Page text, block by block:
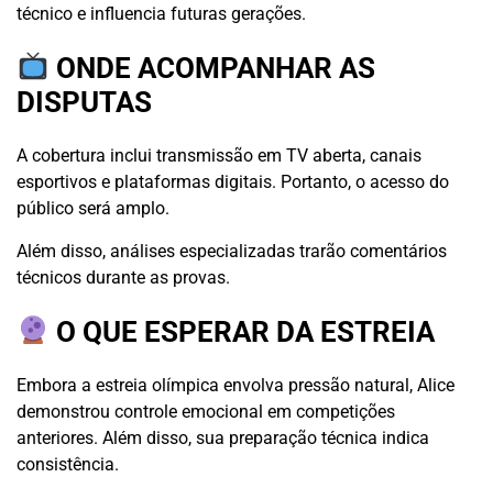
técnico e influencia futuras gerações.
ONDE ACOMPANHAR AS
DISPUTAS
A cobertura inclui transmissão em TV aberta, canais
esportivos e plataformas digitais. Portanto, o acesso do
público será amplo.
Além disso, análises especializadas trarão comentários
técnicos durante as provas.
O QUE ESPERAR DA ESTREIA
Embora a estreia olímpica envolva pressão natural, Alice
demonstrou controle emocional em competições
anteriores. Além disso, sua preparação técnica indica
consistência.